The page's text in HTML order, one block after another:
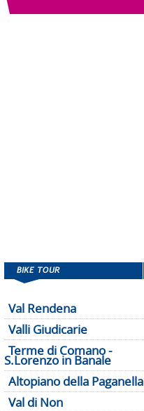
Val Rendena
Valli Giudicarie
Terme di Comano -
S.Lorenzo in Banale
Altopiano della Paganella
Val di Non